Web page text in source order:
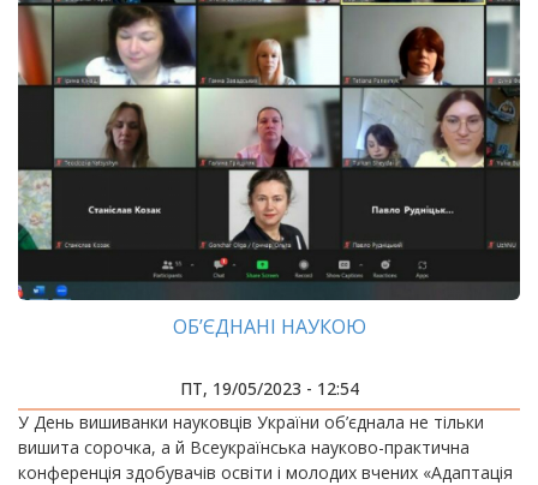
ОБ’ЄДНАНІ НАУКОЮ
ПТ, 19/05/2023 - 12:54
У День вишиванки науковців України об’єднала не тільки
вишита сорочка, а й Всеукраїнська науково-практична
конференція здобувачів освіти і молодих вчених «Адаптація